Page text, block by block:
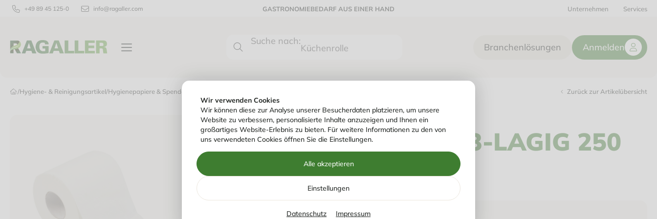
Wir verwenden Cookies
Wir können diese zur Analyse unserer Besucherdaten platzieren, um unsere
Website zu verbessern, personalisierte Inhalte anzuzeigen und Ihnen ein
großartiges Website-Erlebnis zu bieten. Für weitere Informationen zu den von
uns verwendeten Cookies öffnen Sie die Einstellungen.
Alle akzeptieren
Einstellungen
Datenschutz Impressum
+49 89 45 125-0 info@ragaller.com GASTRONOMIEBEDARF AUS EINER HAND Unternehmen Services
Suche nach:
Küchenrolle Branchenlösungen Anmelden
/Hygiene- & Reinigungsartikel/Hygienepapiere & Spender Zurück zur Artikelübersicht
Art. Nr.700525
TOILETTENPAPIER 3-LAGIG 250
BLATT WEISS